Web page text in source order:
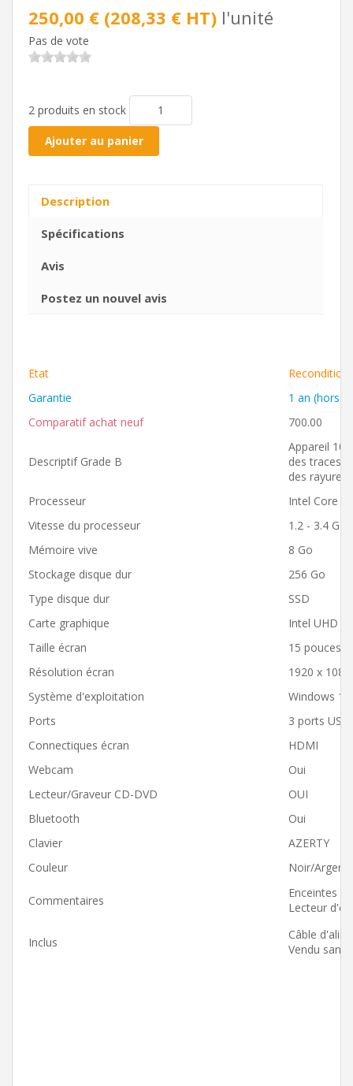
250,00 € (208,33 € HT) l'unité
Pas de vote
2 produits en stock
Ajouter au panier
Description
Spécifications
Avis
Postez un nouvel avis
Etat
Garantie
1 an (hors
Comparatif achat neuf
700.00
Descriptif Grade B
Appareil
des traces
des rayures
Processeur
Intel Core
Vitesse du processeur
1.2 - 3.4
Mémoire vive
8 Go
Stockage disque dur
256 Go
Type disque dur
SSD
Carte graphique
Intel UHD
Taille écran
15 pouces
Résolution écran
1920 x
Système d'exploitation
Windows
Ports
3 ports
Connectiques écran
HDMI
Webcam
Oui
Lecteur/Graveur CD-DVD
OUI
Bluetooth
Oui
Clavier
AZERTY
Couleur
Noir/Argent
Commentaires
Enceintes
Lecteur
Inclus
Câble
Vendu sans